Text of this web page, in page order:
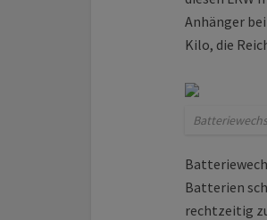
Anhänger
Kilo, die
Batterien
rechtzeitig